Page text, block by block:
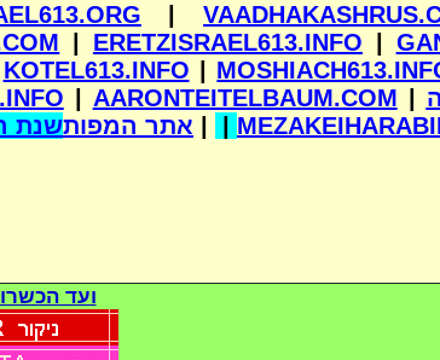
|
ERETZISRAEL613.INFO
KOTEL613.INFO
AARONTEITELBAUM.COM
שנתאתר המפות
ועד